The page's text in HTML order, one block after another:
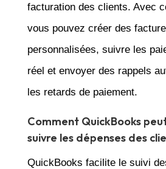
facturation des clients. Avec
vous pouvez créer des
personnalisées, suivre les
réel et envoyer des rappels
les retards de paiement.
Comment QuickBooks
suivre les dépenses des
QuickBooks facilite le suivi